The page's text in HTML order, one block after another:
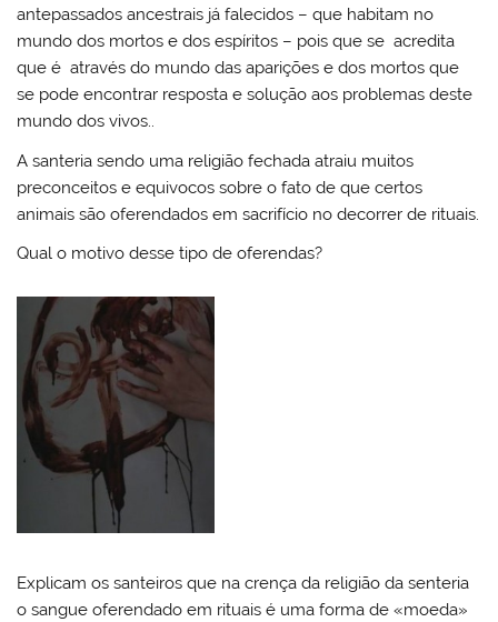
antepassados ancestrais já falecidos – que habitam no
mundo dos mortos e dos espíritos – pois que se acredita
que é através do mundo das aparições e dos mortos que
se pode encontrar resposta e solução aos problemas deste
mundo dos vivos..
A santeria sendo uma religião fechada atraiu muitos
preconceitos e equivocos sobre o fato de que certos
animais são oferendados em sacrifício no decorrer de rituais.
Qual o motivo desse tipo de oferendas?
Explicam os santeiros que na crença da religião da senteria
o sangue oferendado em rituais é uma forma de «moeda»